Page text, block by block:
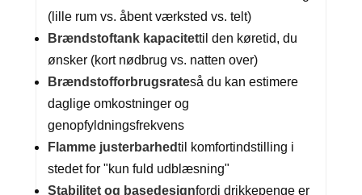
(lille rum vs. åbent værksted vs. telt)
Brændstoftank kapacitettil den køretid, du
ønsker (kort nødbrug vs. natten over)
Brændstofforbrugsrateså du kan estimere
daglige omkostninger og
genopfyldningsfrekvens
Flamme justerbarhedtil komfortindstilling i
stedet for "kun fuld udblæsning"
Stabilitet og basedesignfordi drikkepenge er